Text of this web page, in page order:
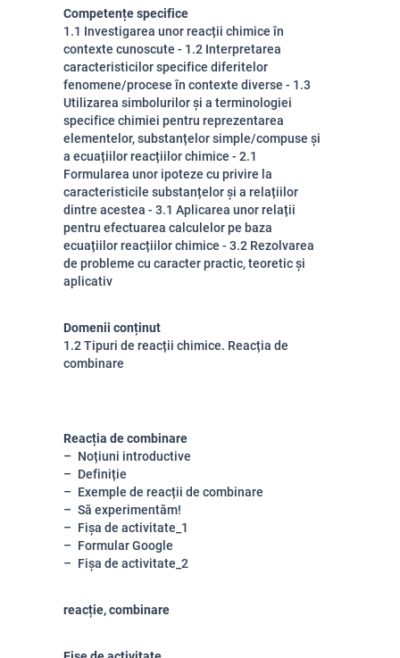
Competențe specifice
1.1 Investigarea unor reacții chimice în
contexte cunoscute - 1.2 Interpretarea
caracteristicilor specifice diferitelor
fenomene/procese în contexte diverse - 1.3
Utilizarea simbolurilor și a terminologiei
specifice chimiei pentru reprezentarea
elementelor, substanțelor simple/compuse și
a ecuațiilor reacțiilor chimice - 2.1
Formularea unor ipoteze cu privire la
caracteristicile substanțelor și a relațiilor
dintre acestea - 3.1 Aplicarea unor relații
pentru efectuarea calculelor pe baza
ecuațiilor reacțiilor chimice - 3.2 Rezolvarea
de probleme cu caracter practic, teoretic și
aplicativ
Domenii conținut
1.2 Tipuri de reacții chimice. Reacția de
combinare
Reacția de combinare
Noțiuni introductive
Definiție
Exemple de reacții de combinare
Să experimentăm!
Fișa de activitate_1
Formular Google
Fișa de activitate_2
reacție, combinare